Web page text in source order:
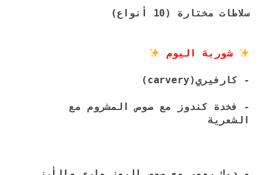
سلاطات مختارة (10 أنواع)
شوربة اليوم
- كارفيري(carvery)
الشعرية